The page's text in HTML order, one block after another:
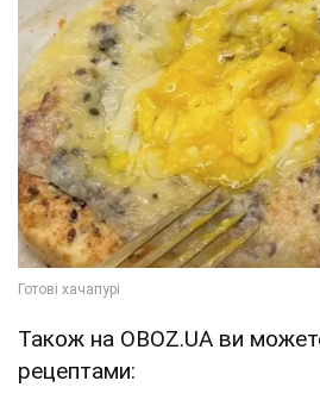
Також на OBOZ.UA ви
рецептами: